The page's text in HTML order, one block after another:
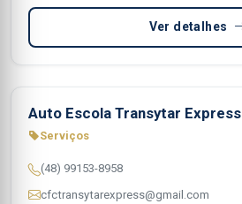
Ver detalhes
Auto Escola Transytar Express
Serviços
(48) 99153-8958
cfctransytarexpress@gmail.com